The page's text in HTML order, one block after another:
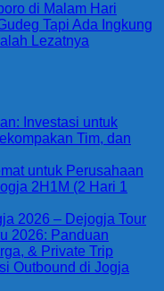
di Malam Hari
Tapi Ada Ingkung
Lezatnya
Investasi untuk
Tim, dan
untuk Perusahaan
2H1M (2 Hari 1
2026 – Dejogja Tour
2026: Panduan
& Private Trip
Outbound di Jogja